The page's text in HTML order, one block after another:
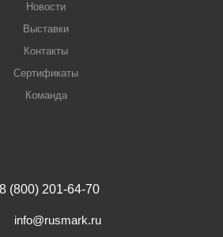
Новости
Выставки
Контакты
Сертификаты
Команда
8 (800) 201-64-70
info@rusmark.ru